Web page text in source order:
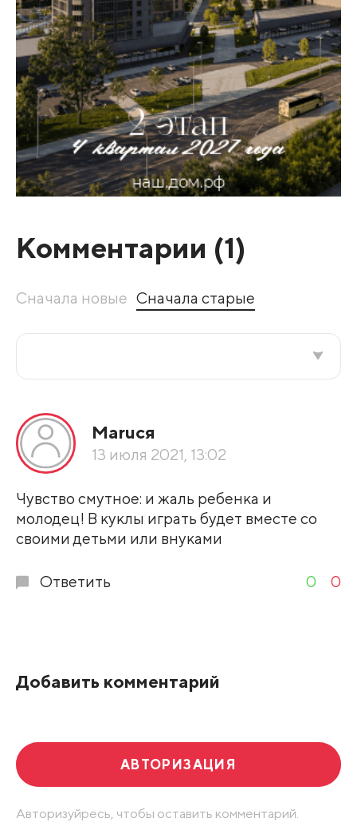
Комментарии (1)
Сначала новые Сначала старые
По рейтингу
Маruся
13 июля 2021, 13:02
Чувство смутное: и жаль ребенка и
молодец! В куклы играть будет вместе со
своими детьми или внуками
Ответить 0 0
Добавить комментарий
АВТОРИЗАЦИЯ
Авторизуйресь, чтобы оставить комментарий.